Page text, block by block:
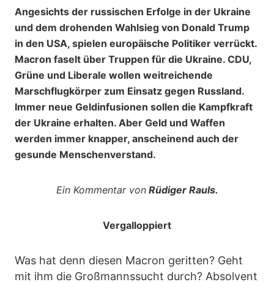
Angesichts der russischen Erfolge in der Ukraine
und dem drohenden Wahlsieg von Donald Trump
in den USA, spielen europäische Politiker verrückt.
Macron faselt über Truppen für die Ukraine. CDU,
Grüne und Liberale wollen weitreichende
Marschflugkörper zum Einsatz gegen Russland.
Immer neue Geldinfusionen sollen die Kampfkraft
der Ukraine erhalten. Aber Geld und Waffen
werden immer knapper, anscheinend auch der
gesunde Menschenverstand.
Ein Kommentar vonRüdiger Rauls.
Vergalloppiert
Was hat denn diesen Macron geritten? Geht
mit ihm die Großmannssucht durch? Absolvent